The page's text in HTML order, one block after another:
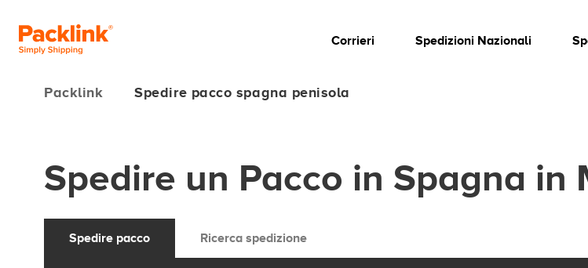
Corrieri Spedizioni Nazionali
Packlink Spedire pacco spagna penisola
Spedire un Pacco in Spagna in
Spedire pacco Ricerca spedizione